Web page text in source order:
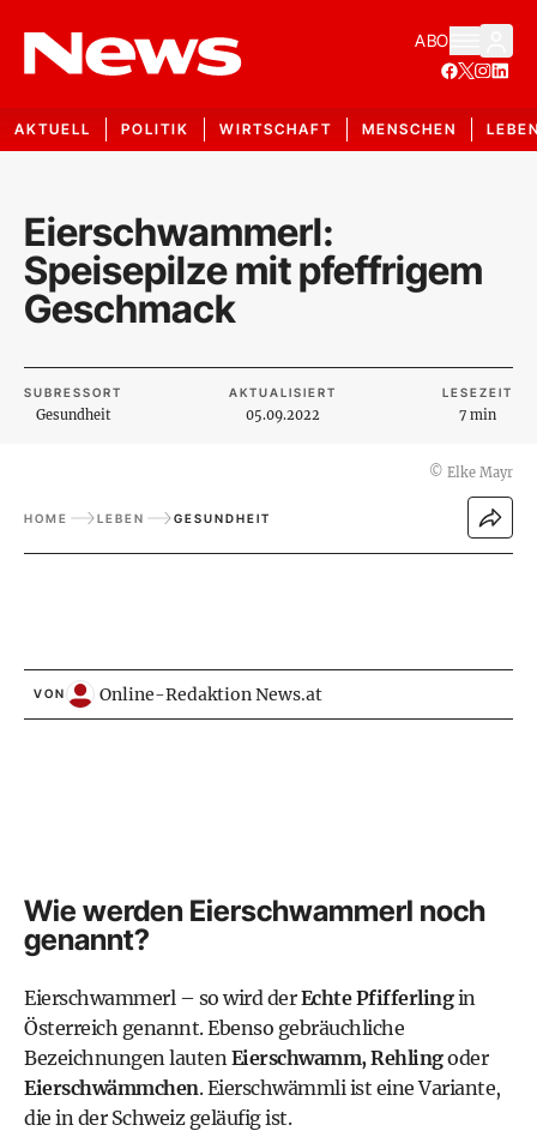
ABO
AKTUELL POLITIK WIRTSCHAFT MENSCHEN
Eierschwammerl:
Speisepilze mit pfeffrigem
Geschmack
SUBRESSORT
Gesundheit
AKTUALISIERT
05.09.2022
LESEZEIT
7 min
© Elke Mayr
HOME LEBEN GESUNDHEIT
VON Online-Redaktion News.at
Wie werden Eierschwammerl noch
genannt?
Eierschwammerl – so wird derEchte Pfifferlingin
Österreich genannt. Ebenso gebräuchliche
Bezeichnungen lautenEierschwamm, Rehlingoder
Eierschwämmchen. Eierschwämmli ist eine Variante,
die in der Schweiz geläufig ist.